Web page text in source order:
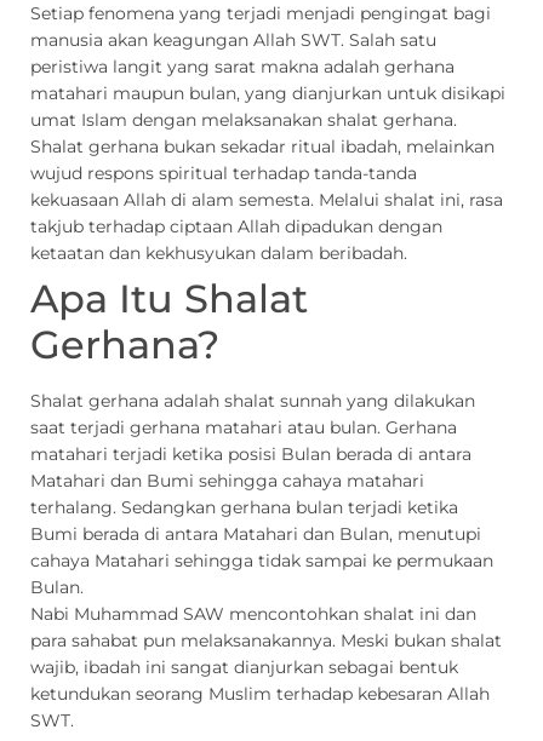
Setiap fenomena yang terjadi menjadi pengingat bagi
manusia akan keagungan Allah SWT. Salah satu
peristiwa langit yang sarat makna adalah gerhana
matahari maupun bulan, yang dianjurkan untuk disikapi
umat Islam dengan melaksanakan shalat gerhana.
Shalat gerhana bukan sekadar ritual ibadah, melainkan
wujud respons spiritual terhadap tanda-tanda
kekuasaan Allah di alam semesta. Melalui shalat ini, rasa
takjub terhadap ciptaan Allah dipadukan dengan
ketaatan dan kekhusyukan dalam beribadah.
Apa Itu Shalat
Gerhana?
Shalat gerhana adalah shalat sunnah yang dilakukan
saat terjadi gerhana matahari atau bulan. Gerhana
matahari terjadi ketika posisi Bulan berada di antara
Matahari dan Bumi sehingga cahaya matahari
terhalang. Sedangkan gerhana bulan terjadi ketika
Bumi berada di antara Matahari dan Bulan, menutupi
cahaya Matahari sehingga tidak sampai ke permukaan
Bulan.
Nabi Muhammad SAW mencontohkan shalat ini dan
para sahabat pun melaksanakannya. Meski bukan shalat
wajib, ibadah ini sangat dianjurkan sebagai bentuk
ketundukan seorang Muslim terhadap kebesaran Allah
SWT.